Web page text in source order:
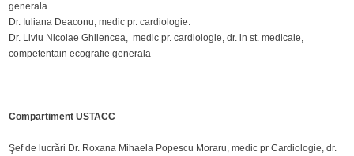
generala.
Dr. Iuliana Deaconu, medic pr. cardiologie.
Dr. Liviu Nicolae Ghilencea, medic pr. cardiologie, dr. in st. medicale,
competentain ecografie generala
Compartiment USTACC
Şef de lucrări Dr. Roxana Mihaela Popescu Moraru, medic pr Cardiologie, dr.